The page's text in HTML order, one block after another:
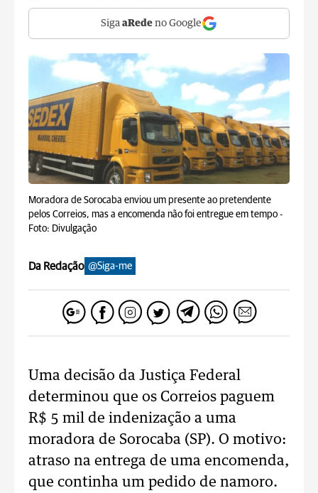
Siga aRede no Google
Moradora de Sorocaba enviou um presente ao pretendente
pelos Correios, mas a encomenda não foi entregue em tempo -
Foto: Divulgação
Da Redação @Siga-me
Uma decisão da Justiça Federal
determinou que os Correios paguem
R$ 5 mil de indenização a uma
moradora de Sorocaba (SP). O motivo:
atraso na entrega de uma encomenda,
que continha um pedido de namoro.